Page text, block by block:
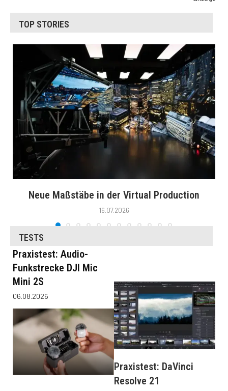
TOP STORIES
Neue Maßstäbe in der Virtual Production
16.07.2026
TESTS
Praxistest: Audio-
Funkstrecke DJI Mic
Mini 2S
06.08.2026
Praxistest: DaVinci
Resolve 21